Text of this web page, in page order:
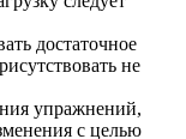
достаточное
не
упражнений,
с целью